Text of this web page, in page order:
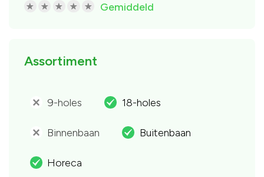
R R R R R Gemiddeld
Assortiment
' 9-holes . 18-holes
' Binnenbaan . Buitenbaan
. Horeca